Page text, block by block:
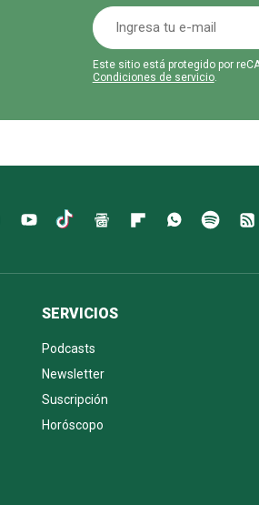
Este sitio está protegido por
Condiciones de servicio.
SERVICIOS
Podcasts
Newsletter
Suscripción
Horóscopo